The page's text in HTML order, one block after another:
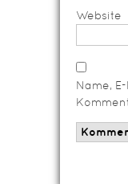
Website
Name,